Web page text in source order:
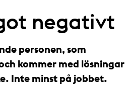
negativt
personen, som
kommer med lösningar
Inte minst på jobbet.